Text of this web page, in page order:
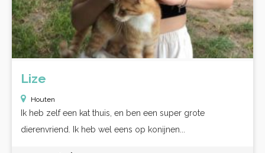
Lize
Houten
Ik heb zelf een kat thuis, en ben een super grote
dierenvriend. Ik heb wel eens op konijnen...